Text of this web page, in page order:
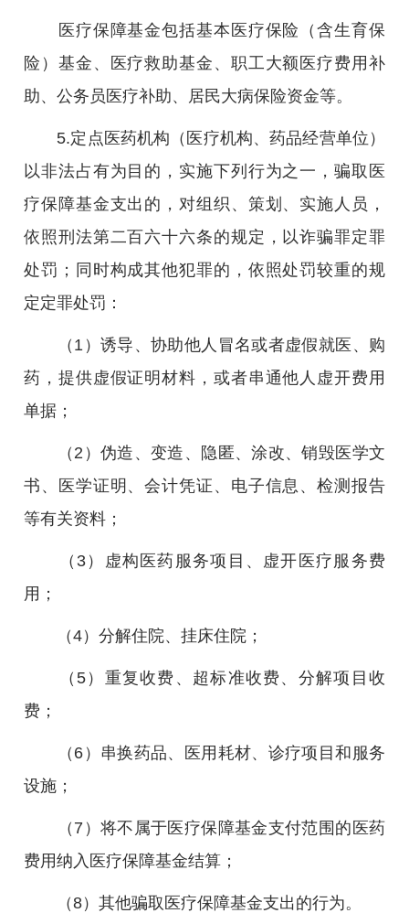
医疗保障基金包括基本医疗保险（含生育保
险）基金、医疗救助基金、职工大额医疗费用补
助、公务员医疗补助、居民大病保险资金等。
5.定点医药机构（医疗机构、药品经营单位）
以非法占有为目的，实施下列行为之一，骗取医
疗保障基金支出的，对组织、策划、实施人员，
依照刑法第二百六十六条的规定，以诈骗罪定罪
处罚；同时构成其他犯罪的，依照处罚较重的规
定定罪处罚：
（1）诱导、协助他人冒名或者虚假就医、购
药，提供虚假证明材料，或者串通他人虚开费用
单据；
（2）伪造、变造、隐匿、涂改、销毁医学文
书、医学证明、会计凭证、电子信息、检测报告
等有关资料；
（3）虚构医药服务项目、虚开医疗服务费
用；
（4）分解住院、挂床住院；
（5）重复收费、超标准收费、分解项目收
费；
（6）串换药品、医用耗材、诊疗项目和服务
设施；
（7）将不属于医疗保障基金支付范围的医药
费用纳入医疗保障基金结算；
（8）其他骗取医疗保障基金支出的行为。